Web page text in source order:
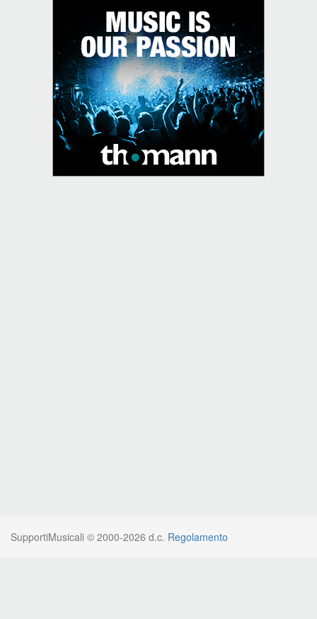
SupportiMusicali © 2000-2026 d.c. Regolamento